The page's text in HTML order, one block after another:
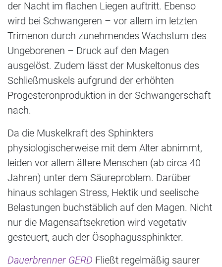
der Nacht im flachen Liegen auftritt. Ebenso
wird bei Schwangeren – vor allem im letzten
Trimenon durch zunehmendes Wachstum des
Ungeborenen – Druck auf den Magen
ausgelöst. Zudem lässt der Muskeltonus des
Schließmuskels aufgrund der erhöhten
Progesteronproduktion in der Schwangerschaft
nach.
Da die Muskelkraft des Sphinkters
physiologischerweise mit dem Alter abnimmt,
leiden vor allem ältere Menschen (ab circa 40
Jahren) unter dem Säureproblem. Darüber
hinaus schlagen Stress, Hektik und seelische
Belastungen buchstäblich auf den Magen. Nicht
nur die Magensaftsekretion wird vegetativ
gesteuert, auch der Ösophagussphinkter.
Dauerbrenner GERD Fließt regelmäßig saurer